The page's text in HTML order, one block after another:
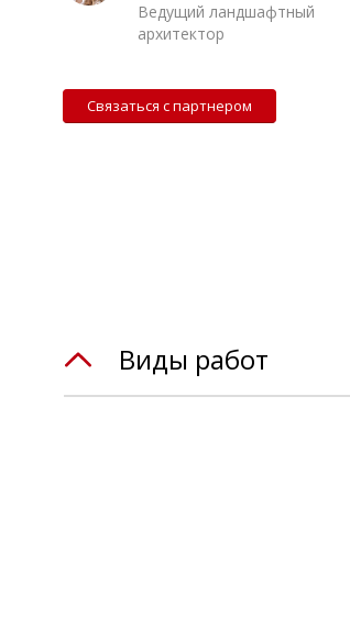
Ведущий ландшафтный
архитектор
Связаться с партнером
Виды работ